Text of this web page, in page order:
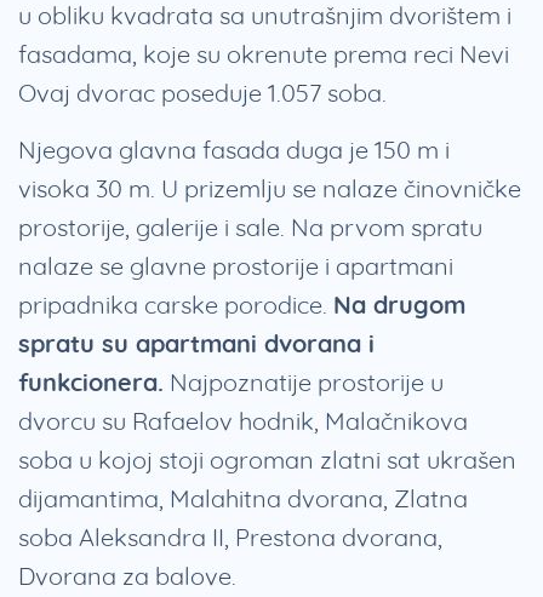
u obliku kvadrata sa unutrašnjim dvorištem i
fasadama, koje su okrenute prema reci Nevi
Ovaj dvorac poseduje 1.057 soba.
Njegova glavna fasada duga je 150 m i
visoka 30 m. U prizemlju se nalaze činovničke
prostorije, galerije i sale. Na prvom spratu
nalaze se glavne prostorije i apartmani
pripadnika carske porodice. Na drugom
spratu su apartmani dvorana i
funkcionera. Najpoznatije prostorije u
dvorcu su Rafaelov hodnik, Malačnikova
soba u kojoj stoji ogroman zlatni sat ukrašen
dijamantima, Malahitna dvorana, Zlatna
soba Aleksandra II, Prestona dvorana,
Dvorana za balove.